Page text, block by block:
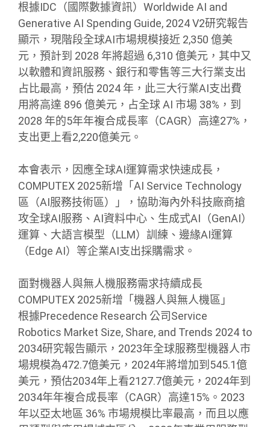
根據IDC（國際數據資訊）Worldwide AI and
Generative AI Spending Guide, 2024 V2研究報告
顯示，現階段全球AI市場規模接近 2,350 億美
元，預計到 2028 年將超過 6,310 億美元，其中又
以軟體和資訊服務、銀行和零售等三大行業支出
占比最高，預估 2024 年，此三大行業AI支出費
用將高達 896 億美元，占全球 AI 市場 38%，到
2028 年的5年年複合成長率（CAGR）高達27%，
支出更上看2,220億美元。
本會表示，因應全球AI運算需求快速成長，
COMPUTEX 2025新增「AI Service Technology
區（AI服務技術區）」，協助海內外科技廠商搶
攻全球AI服務、AI資料中心、生成式AI（GenAI）
運算、大語言模型（LLM）訓練、邊緣AI運算
（Edge AI）等企業AI支出採購需求。
面對機器人與無人機服務需求持續成長
COMPUTEX 2025新增「機器人與無人機區」
根據Precedence Research 公司Service
Robotics Market Size, Share, and Trends 2024 to
2034研究報告顯示，2023年全球服務型機器人市
場規模為472.7億美元，2024年將增加到545.1億
美元，預估2034年上看2127.7億美元，2024年到
2034年年複合成長率（CAGR）高達15%。2023
年以亞太地區 36% 市場規模比率最高，而且以應